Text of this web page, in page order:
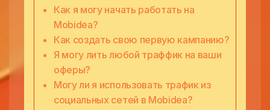
Как я могу начать работать на
Mobidea?
Как создать свою первую кампанию?
Я могу лить любой траффик на ваши
оферы?
Могу ли я использовать трафик из
социальных сетей в Mobidea?